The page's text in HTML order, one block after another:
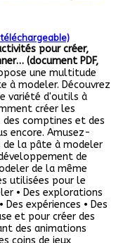
téléchargeable)
pour créer,
(document PDF,
une multitude
à modeler. Découvrez
variété d'outils à
créer les
comptines et des
encore. Amusez-
la pâte à modeler
de
de la même
utilisées pour le
• Des explorations
expériences • Des
et pour créer des
des animations